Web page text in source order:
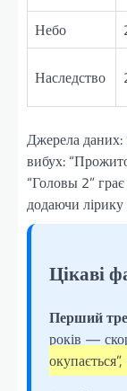
Небо
Наследство
Джерела
вибух:
“Головы 2”
додаючи
Цікаві
Перший
років —